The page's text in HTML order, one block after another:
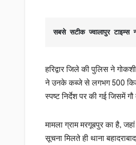
सबसे सटीक ज्वालापुर टाइम्स
हरिद्वार जिले की पुलिस ने
ने उनके कब्जे से लगभग 500
स्पष्ट निर्देश पर की गई जिसमें
मामला ग्राम मरगूबपुर का है,
सूचना मिलते ही थाना